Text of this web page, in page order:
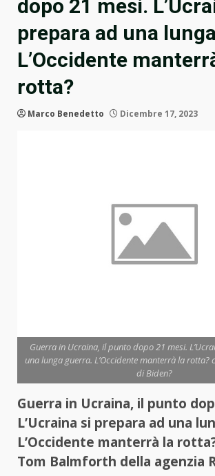
dopo 21 mesi.
prepara ad una
L’Occidente
rotta?
Marco Benedetto Dicembre 17, 2023
Guerra in Ucraina, il punto dopo 21 mesi.
una lunga guerra. L’Occidente manterrà la rotta?
di Biden?
Guerra in Ucraina, il punto
L’Ucraina si prepara ad una
L’Occidente manterrà la
Tom Balmforth della agenzia